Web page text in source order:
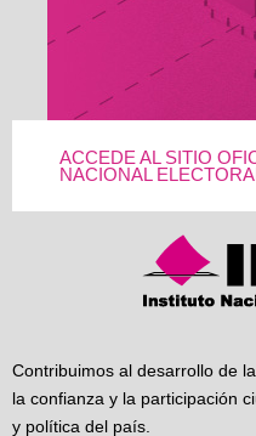
ACCEDE AL SITIO
NACIONAL
Contribuimos al desarrollo de
la confianza y la participación
y política del país.